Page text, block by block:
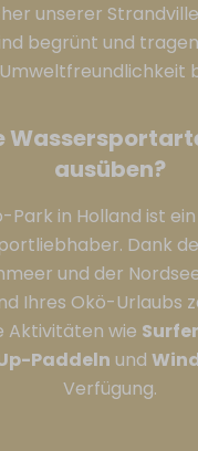
unserer
begrünt und
Umweltfreundlichkeit
ausüben?
Park in Holland ist
Dank
und der
Ihres Okö-Urlaubs
Aktivitäten wie
Paddeln und
Verfügung.